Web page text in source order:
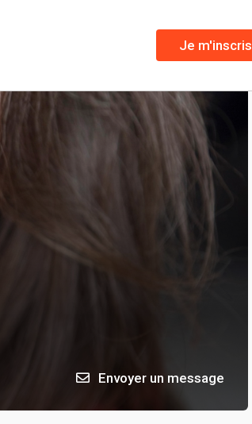
Je m'inscris
Envoyer un message